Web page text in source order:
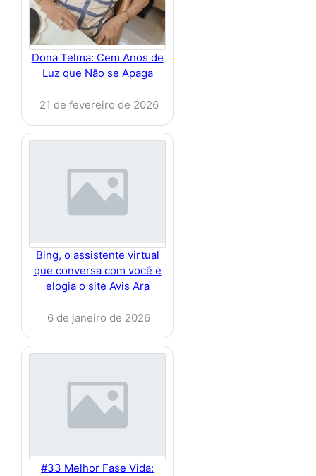
Dona Telma: Cem Anos de
Luz que Não se Apaga
21 de fevereiro de 2026
Bing, o assistente virtual
que conversa com você e
elogia o site Avis Ara
6 de janeiro de 2026
#33 Melhor Fase Vida: